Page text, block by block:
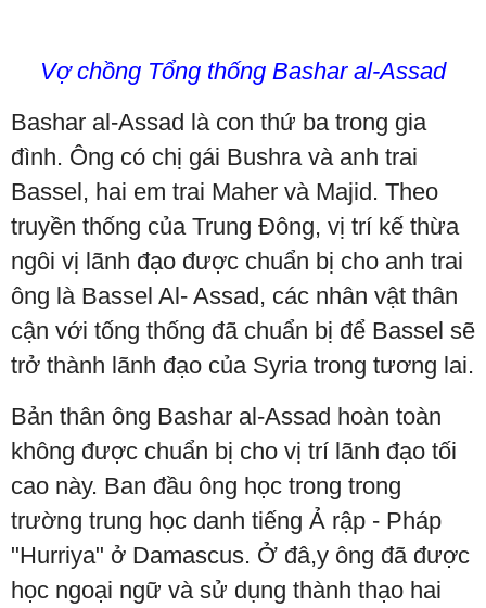
Vợ chồng Tổng thống Bashar al-Assad
Bashar al-Assad là con thứ ba trong gia
đình. Ông có chị gái Bushra và anh trai
Bassel, hai em trai Maher và Majid. Theo
truyền thống của Trung Đông, vị trí kế thừa
ngôi vị lãnh đạo được chuẩn bị cho anh trai
ông là Bassel Al- Assad, các nhân vật thân
cận với tống thống đã chuẩn bị để Bassel sẽ
trở thành lãnh đạo của Syria trong tương lai.
Bản thân ông Bashar al-Assad hoàn toàn
không được chuẩn bị cho vị trí lãnh đạo tối
cao này. Ban đầu ông học trong trong
trường trung học danh tiếng Ả rập - Pháp
"Hurriya" ở Damascus. Ở đâ,y ông đã được
học ngoại ngữ và sử dụng thành thạo hai